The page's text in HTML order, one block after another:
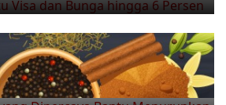
yang Dipercaya
Gula Darah, Mana